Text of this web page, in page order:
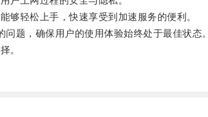
轻松上手，快速享受到加速服务的便利。
题，确保用户的使用体验始终处于最佳状态。
。